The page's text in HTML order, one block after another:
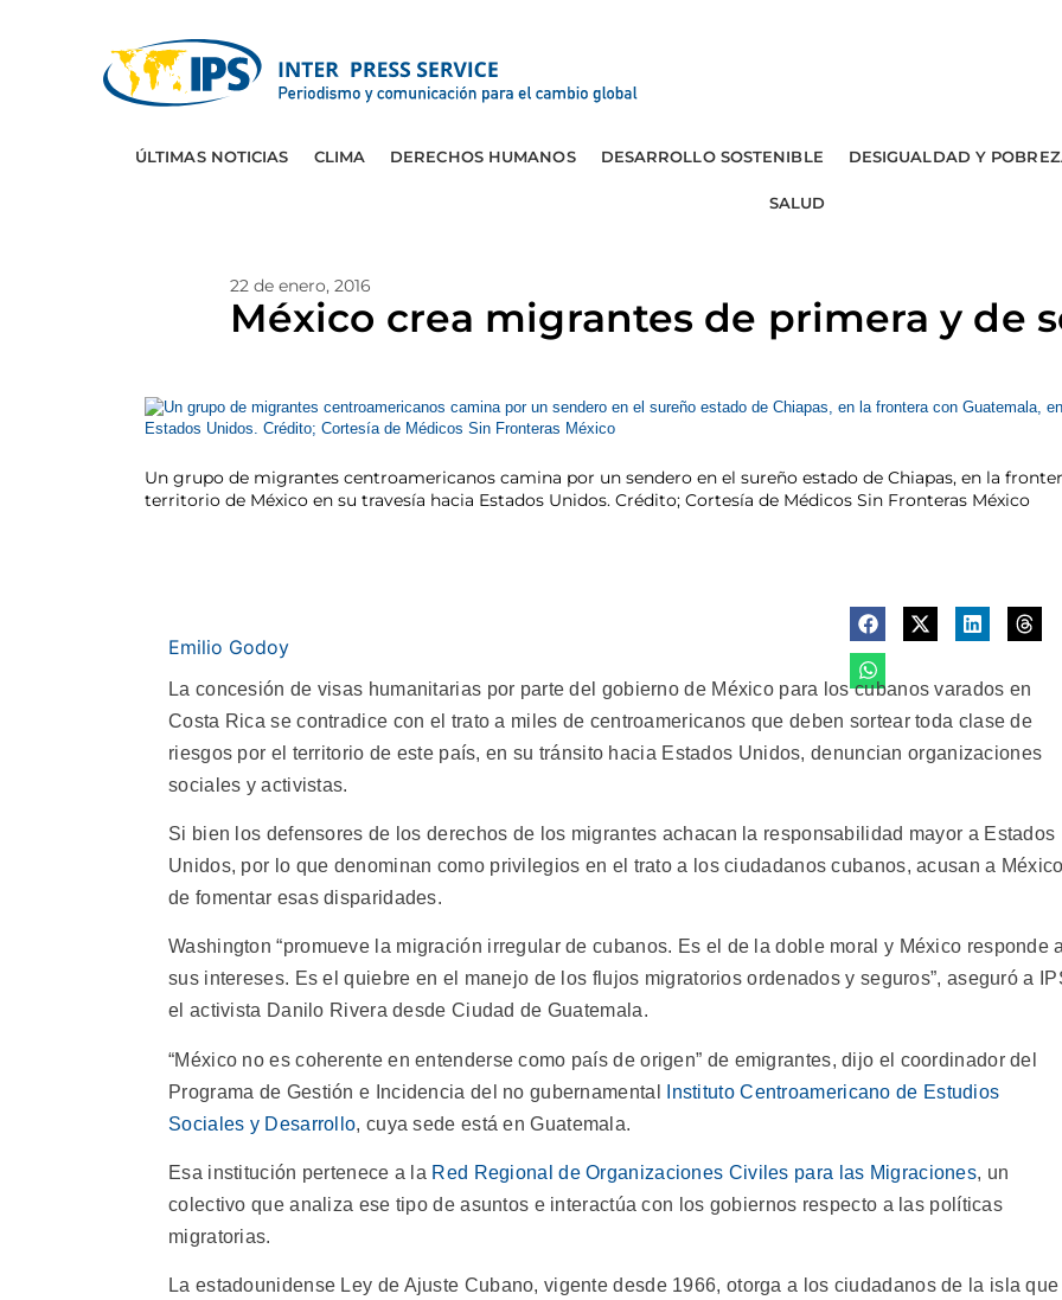
ÚLTIMAS NOTICIAS CLIMA DERECHOS HUMANOS DESARROLLO SOSTENIBLE DESIGUALDAD Y
SALUD
22 de enero, 2016
México crea migrantes de primera y de
Un grupo de migrantes centroamericanos camina por un sendero en el sureño estado de Chiapas, en la
territorio de México en su travesía hacia Estados Unidos. Crédito; Cortesía de Médicos Sin Fronteras México
Emilio Godoy
La concesión de visas humanitarias por parte del gobierno de México para los cubanos varados en
Costa Rica se contradice con el trato a miles de centroamericanos que deben sortear toda clase de
riesgos por el territorio de este país, en su tránsito hacia Estados Unidos, denuncian organizaciones
sociales y activistas.
Si bien los defensores de los derechos de los migrantes achacan la responsabilidad mayor a Estados
Unidos, por lo que denominan como privilegios en el trato a los ciudadanos cubanos, acusan a
de fomentar esas disparidades.
Washington “promueve la migración irregular de cubanos. Es el de la doble moral y México responde
sus intereses. Es el quiebre en el manejo de los flujos migratorios ordenados y seguros”, aseguró a
el activista Danilo Rivera desde Ciudad de Guatemala.
“México no es coherente en entenderse como país de origen” de emigrantes, dijo el coordinador del
Programa de Gestión e Incidencia del no gubernamental
Instituto Centroamericano de Estudios
Sociales y Desarrollo, cuya sede está en Guatemala.
Esa institución pertenece a la Red Regional de Organizaciones Civiles para las Migraciones, un
colectivo que analiza ese tipo de asuntos e interactúa con los gobiernos respecto a las políticas
migratorias.
La estadounidense Ley de Ajuste Cubano, vigente desde 1966, otorga a los ciudadanos de la isla que